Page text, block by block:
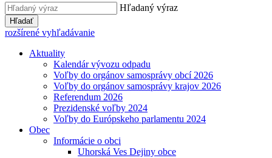
Hľadaný výraz
Hľadať
rozšírené vyhľadávanie
Aktuality
Kalendár vývozu odpadu
Voľby do orgánov samosprávy obcí 2026
Voľby do orgánov samosprávy krajov 2026
Referendum 2026
Prezidenské voľby 2024
Voľby do Európskeho parlamentu 2024
Obec
Informácie o obci
Uhorská Ves Dejiny obce